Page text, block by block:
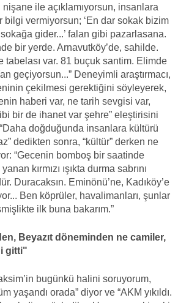
ile açıklamıyorsun, insanlara
bilgi vermiyorsun; ‘En dar sokak bizim
gider...’ falan gibi pazarlasana.
bir yerde. Arnavutköy’de, sahilde.
tabelası var. 81 buçuk santim. Elimde
geçiyorsun...” Deneyimli araştırmacı,
çekilmesi gerektiğini söyleyerek,
haberi var, ne tarih sevgisi var,
bir de ihanet var şehre” eleştirisini
doğduğunda insanlara kültürü
dedikten sonra, “kültür” derken ne
“Gecenin bomboş bir saatinde
kırmızı ışıkta durma sabrını
Duracaksın. Eminönü’ne, Kadıköy’e
Ben köprüler, havalimanları, şunlar
ilk buna bakarım.”
Beyazıt döneminden ne camiler,
gitti"
bugünkü halini soruyorum,
yaşandı orada” diyor ve “AKM yıkıldı.